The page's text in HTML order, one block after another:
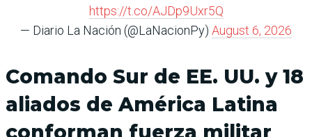
https://t.co/AJDp9Uxr5Q
— Diario La Nación (@LaNacionPy) August 6, 2026
Comando Sur de EE. UU. y 18
aliados de América Latina